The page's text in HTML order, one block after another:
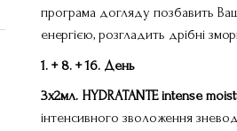
програма догляду позбавить
енергією, розгладить дрібні
1. + 8. + 16. День
3х2мл. HYDRATANTE intense
інтенсивного зволоження